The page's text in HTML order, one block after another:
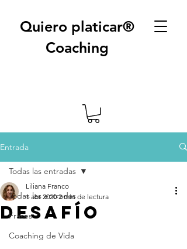
Quiero platicar®
Coaching
Entrada
Todas las entradas
Frases
Coaching de Vida
Todas las entradas
Desafío
Liliana Franco
1 abr 2020 2 min de lectura